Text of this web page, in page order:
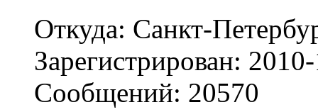
Откуда: Санкт-
Зарегистрирован:
Сообщений: 20570